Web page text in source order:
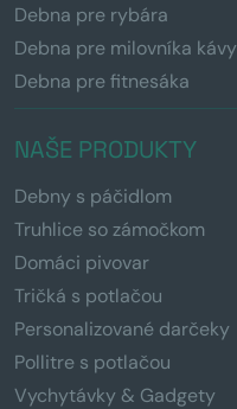
Debna pre rybára
Debna pre milovníka kávy
Debna pre fitnesáka
NAŠE PRODUKTY
Debny s páčidlom
Truhlice so zámočkom
Domáci pivovar
Tričká s potlačou
Personalizované darčeky
Pollitre s potlačou
Vychytávky & Gadgety